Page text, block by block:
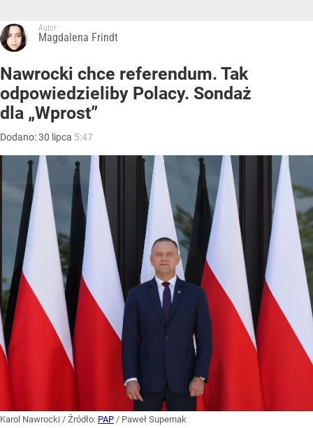
Autor:
Magdalena Frindt
Nawrocki chce referendum. Tak
odpowiedzieliby Polacy. Sondaż
dla „Wprost”
Dodano:30 lipca 5:47
Karol Nawrocki / Źródło: PAP / Paweł Supernak